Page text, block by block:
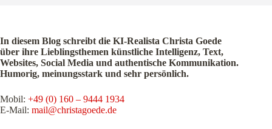
In diesem Blog schreibt die KI-Realista Christa Goede
über ihre Lieblingsthemen künstliche Intelligenz, Text,
Websites, Social Media und authentische Kommunikation.
Humorig, meinungsstark und sehr persönlich.
Mobil: +49 (0) 160 – 9444 1934
E-Mail: mail@christagoede.de